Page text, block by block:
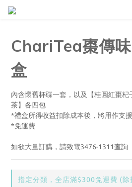
ChariTea棗傳
盒
內含懷舊杯碟一套，以及【桂圓紅棗
茶】各四包
*禮盒所得收益扣除成本後，將用作支
*免運費
如欲大量訂購，請致電3476-1311查詢
指定分類，全店滿$300免運費 (除